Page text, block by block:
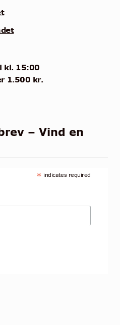
kl. 15:00
1.500 kr.
– Vind en
* indicates required